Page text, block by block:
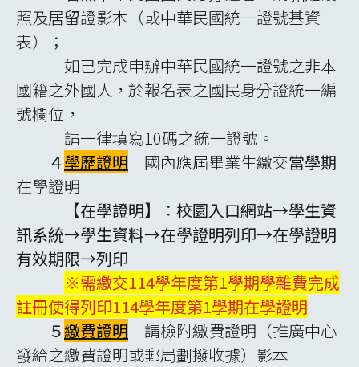
照及居留證影本（或中華民國統一證號基資
表）；
如已完成申辦中華民國統一證號之非本
國籍之外國人，於報名表之國民身分證統一編
號欄位，
請一律填寫10碼之統一證號。
４學歷證明 國內應屆畢業生繳交當學期
在學證明
【在學證明】： 校園入口網站→學生資
訊系統→學生資料→在學證明列印→在學證明
有效期限→列印
※需繳交114學年度第1學期學雜費完成
註冊使得列印114學年度第1學期在學證明
５繳費證明 請檢附繳費證明（推廣中心
發給之繳費證明或郵局劃撥收據）影本